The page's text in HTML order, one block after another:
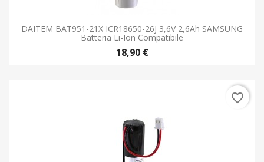
DAITEM BAT951-21X ICR18650-26J 3,6V 2,6Ah SAMSUNG
Batteria Li-Ion Compatibile
18,90 €
favorite_border